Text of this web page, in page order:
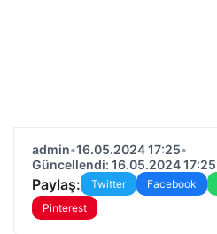
admin•16.05.2024 17:25•
Güncellendi: 16.05.2024 17:25
Paylaş: Twitter Facebook
Pinterest